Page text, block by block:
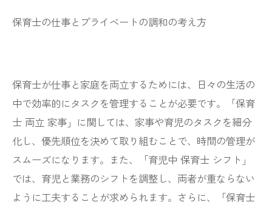
保育士の仕事とプライベートの調和の考え方
保育士が仕事と家庭を両立するためには、日々の生活の
中で効率的にタスクを管理することが必要です。「保育
士 両立 家事」に関しては、家事や育児のタスクを細分
化し、優先順位を決めて取り組むことで、時間の管理が
スムーズになります。また、「育児中 保育士 シフト」
では、育児と業務のシフトを調整し、両者が重ならない
ように工夫することが求められます。さらに、「保育士